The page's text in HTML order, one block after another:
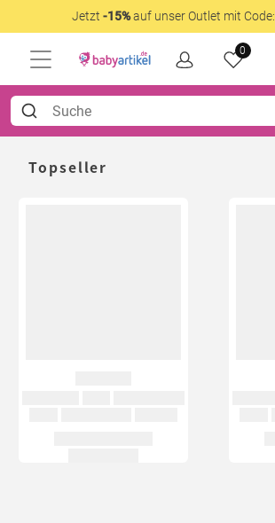
Jetzt -15%auf unser Outlet mit Code:
0
Topseller